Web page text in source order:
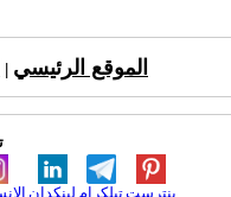
الموقع الرئيسي
لينكدإن تيلكرامبنترست